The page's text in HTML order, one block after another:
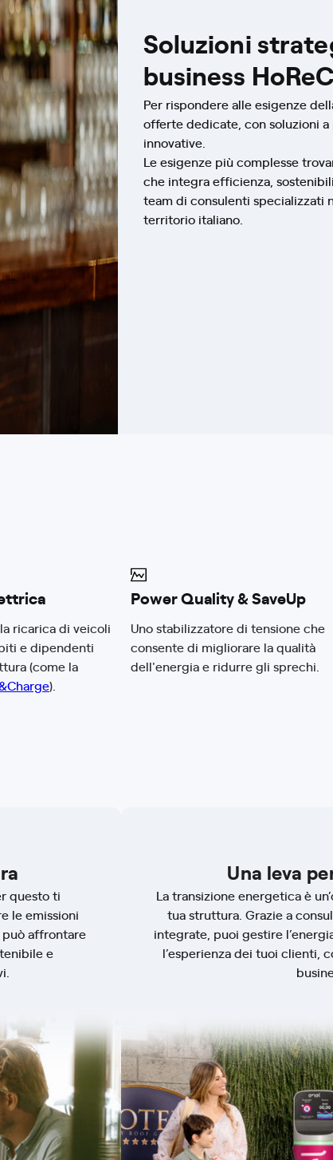
Soluzioni
business
Per rispondere alle esigenze
offerte dedicate, con soluzioni
innovative.
Le esigenze più complesse
che integra efficienza,
team di consulenti specializzati
territorio italiano.
ricarica di veicoli
e dipendenti
(come la
).
Power Quality & SaveUp
Uno stabilizzatore di tensione che
consente di migliorare la qualità
dell'energia e ridurre gli sprechi.
questo ti
le emissioni
affrontare
e
Una leva
La transizione energetica è
tua struttura. Grazie a
integrate, puoi gestire
l’esperienza dei tuoi clienti,